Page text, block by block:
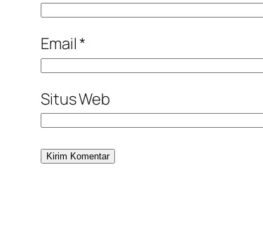
Email*
Situs Web